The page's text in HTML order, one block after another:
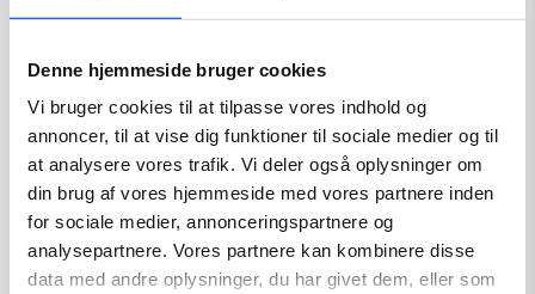
Denne hjemmeside bruger cookies
Vi bruger cookies til at tilpasse vores indhold og
annoncer, til at vise dig funktioner til sociale medier og til
at analysere vores trafik. Vi deler også oplysninger om
din brug af vores hjemmeside med vores partnere inden
for sociale medier, annonceringspartnere og
analysepartnere. Vores partnere kan kombinere disse
data med andre oplysninger, du har givet dem, eller som
Maleri af Thomas Kiær: Uden Titel
Kunstner: Thomas Kiær
Størrelse: 80×130